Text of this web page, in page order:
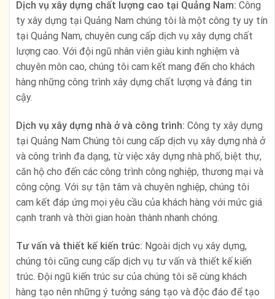
Dịch vụ xây dựng chất lượng cao tại Quảng Nam: Công
ty xây dựng tại Quảng Nam chúng tôi là một công ty uy tín
tại Quảng Nam, chuyên cung cấp dịch vụ xây dựng chất
lượng cao. Với đội ngũ nhân viên giàu kinh nghiệm và
chuyên môn cao, chúng tôi cam kết mang đến cho khách
hàng những công trình xây dựng chất lượng và đáng tin
cậy.
Dịch vụ xây dựng nhà ở và công trình: Công ty xây dựng
tại Quảng Nam Chúng tôi cung cấp dịch vụ xây dựng nhà ở
và công trình đa dạng, từ việc xây dựng nhà phố, biệt thự,
căn hộ cho đến các công trình công nghiệp, thương mại và
công cộng. Với sự tận tâm và chuyên nghiệp, chúng tôi
cam kết đáp ứng mọi yêu cầu của khách hàng với mức giá
cạnh tranh và thời gian hoàn thành nhanh chóng.
Tư vấn và thiết kế kiến trúc: Ngoài dịch vụ xây dựng,
chúng tôi cũng cung cấp dịch vụ tư vấn và thiết kế kiến
trúc. Đội ngũ kiến trúc sư của chúng tôi sẽ cùng khách
hàng tạo nên những ý tưởng sáng tạo và độc đáo để tạo